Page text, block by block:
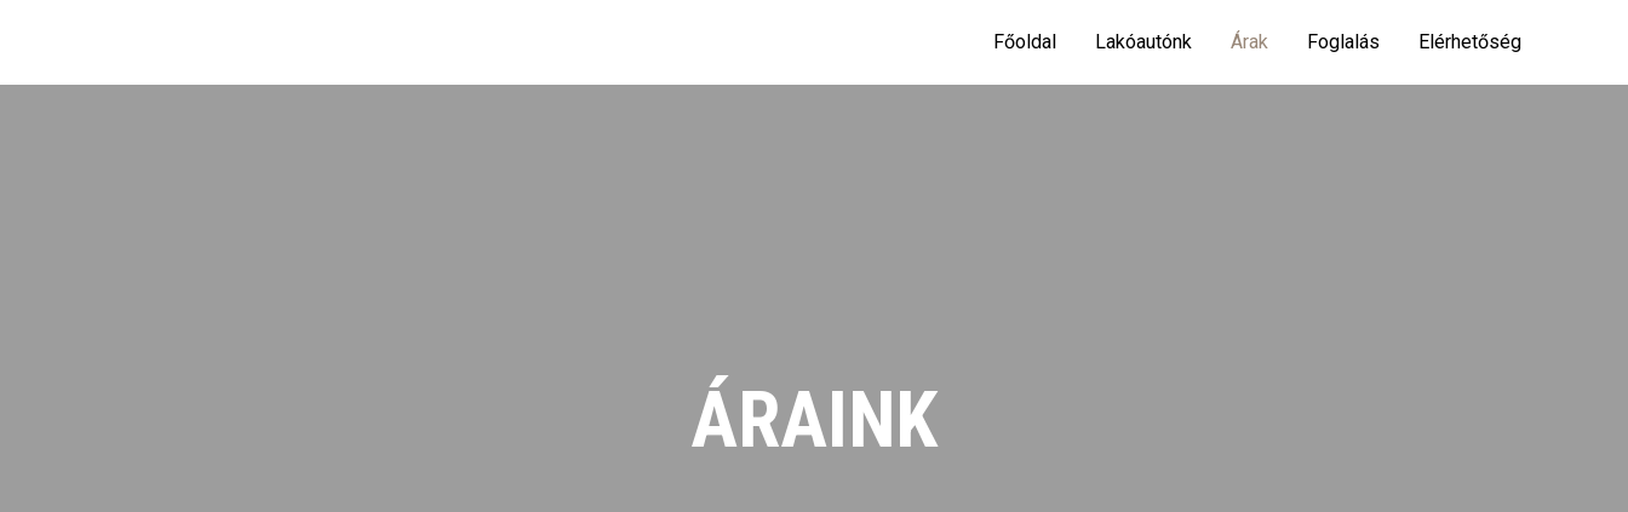
Főoldal Lakóautónk Árak Foglalás Elérhetőség
ÁRAINK